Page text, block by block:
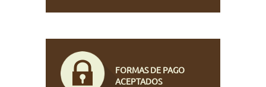
FORMAS DE PAGO
ACEPTADOS